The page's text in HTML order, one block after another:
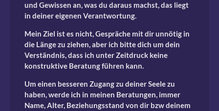
und Gewissen an, was du daraus machst, das liegt
in deiner eigenen Verantwortung.
Mein Ziel ist es nicht, Gespräche mit dir unnötig in
die Länge zu ziehen, aber ich bitte dich um dein
Verständnis, dass ich unter Zeitdruck keine
konstruktive Beratung führen kann.
Um einen besseren Zugang zu deiner Seele zu
haben, werde ich in meinen Beratungen, immer
Name, Alter, Beziehungsstand von dir bzw deinem